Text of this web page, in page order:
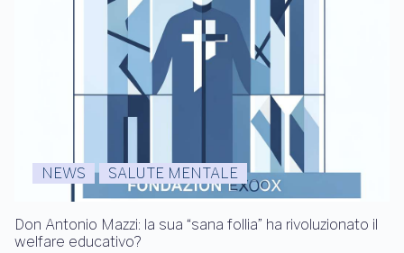
NEWS SALUTE MENTALE
Don Antonio Mazzi: la sua “sana follia” ha rivoluzionato il
welfare educativo?